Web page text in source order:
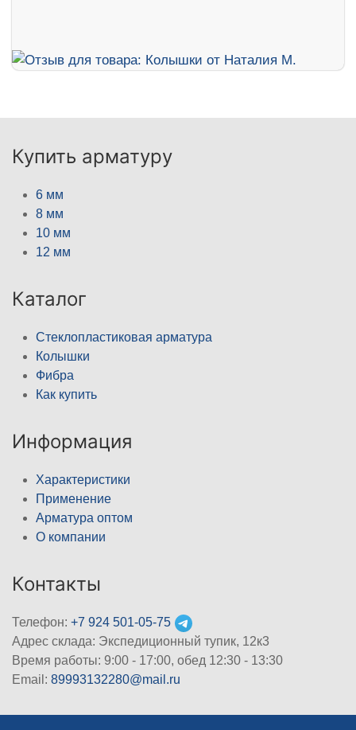
Купить арматуру
6 мм
8 мм
10 мм
12 мм
Каталог
Стеклопластиковая арматура
Колышки
Фибра
Как купить
Информация
Характеристики
Применение
Арматура оптом
О компании
Контакты
Телефон: +7 924 501-05-75
Адрес склада: Экспедиционный тупик, 12к3
Время работы: 9:00 - 17:00, обед 12:30 - 13:30
Email: 89993132280@mail.ru